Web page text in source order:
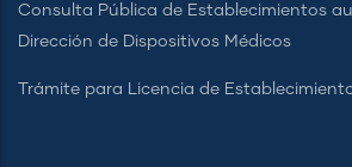
Consulta Pública de Establecimientos
Dirección de Dispositivos Médicos
Trámite para Licencia de